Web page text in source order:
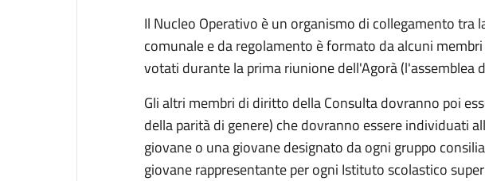
Il Nucleo Operativo è un organismo di collegamento tra
comunale e da regolamento è formato da alcuni
votati durante la prima riunione dell'Agorà (l'assemblea
Gli altri membri di diritto della Consulta dovranno poi
della parità di genere) che dovranno essere individuati
giovane o una giovane designato da ogni gruppo
giovane rappresentante per ogni Istituto scolastico